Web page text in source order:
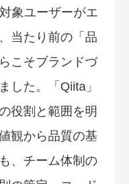
象ユーザーがエ
当たり前の「品
こそブランドづ
した。「Qiita」
役割と範囲を明
観から品質の基
、チーム体制の